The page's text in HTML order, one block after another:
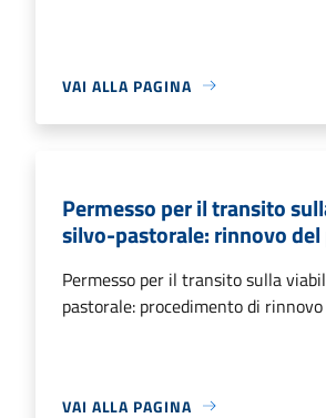
VAI ALLA PAGINA
Permesso per il transito
silvo-pastorale: rinnovo del
Permesso per il transito sulla
pastorale: procedimento di
VAI ALLA PAGINA